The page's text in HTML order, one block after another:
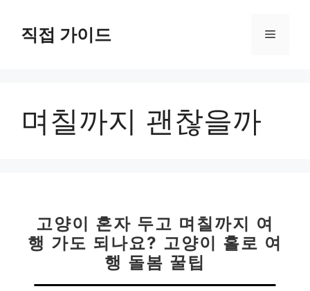
직접 가이드 메
며칠까지 괜찮을까
고양이 혼자 두고 며칠까지 여
행 가도 되나요? 고양이 홀로 여
행 돌봄 꿀팁